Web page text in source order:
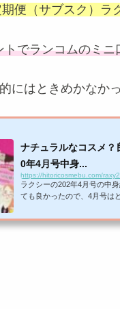
便（サブスク）ラ
でランコムのミ
にはときめかなか
ナチュラルなコスメ？
0年4月号中身...
https://hitoricosmebu.com/
ラクシーの202年4月号の中
ても良かったので、4月号は
的にはそこまでときめき感